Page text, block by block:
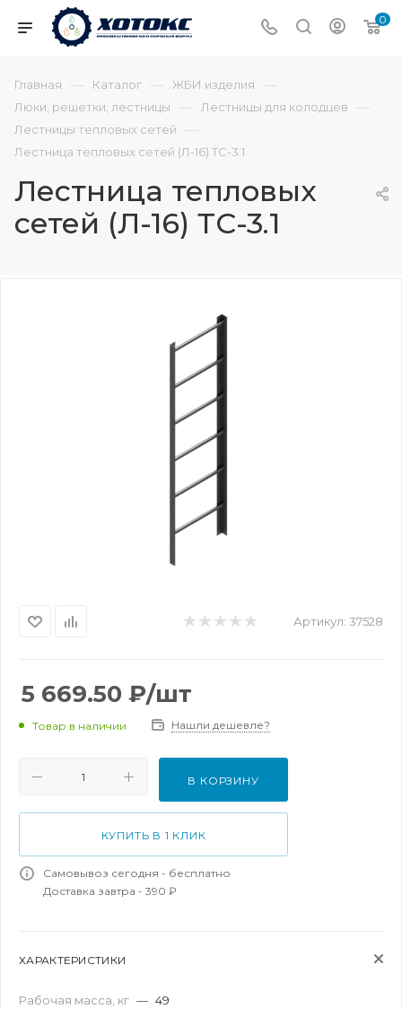
0
Главная — Каталог — ЖБИ изделия —
Люки, решетки, лестницы — Лестницы для колодцев —
Лестницы тепловых сетей —
Лестница тепловых сетей (Л-16) ТС-3.1
Лестница тепловых
сетей (Л-16) ТС-3.1
Артикул: 37528
5 669.50 ₽/шт
Товар в наличии Нашли дешевле?
В КОРЗИНУ
КУПИТЬ В 1 КЛИК
Самовывоз сегодня - бесплатно
Доставка завтра - 390 ₽
ХАРАКТЕРИСТИКИ
Рабочая масса, кг — 49